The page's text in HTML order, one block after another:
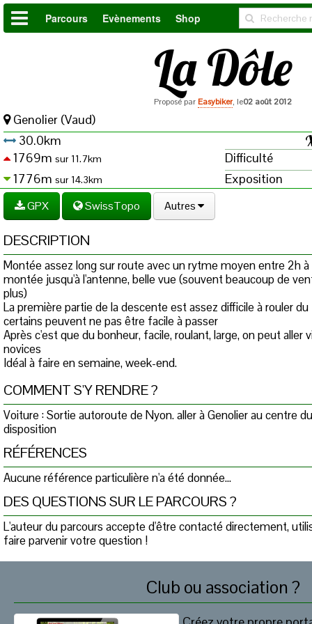
Parcours Evènements Shop
La Dôle
Proposé parEasybiker, le02 août 2012
Genolier (Vaud)
30.0km
1769m sur 11.7km
Difficulté
1776m sur 14.3km Exposition
GPX SwissTopo Autres
DESCRIPTION
Montée assez long sur route avec un rytme moyen entre 2h à
montée jusqu'à l'antenne, belle vue (souvent beaucoup de
plus)
La première partie de la descente est assez difficile à rouler
certains peuvent ne pas être facile à passer
Après c'est que du bonheur, facile, roulant, large, on peut aller
novices
Idéal à faire en semaine, week-end.
COMMENT S'Y RENDRE ?
Voiture : Sortie autoroute de Nyon. aller à Genolier au centre
disposition
RÉFÉRENCES
Aucune référence particulière n'a été donnée...
DES QUESTIONS SUR LE PARCOURS ?
L'auteur du parcours accepte d'être contacté directement,
faire parvenir votre question !
Club ou association ?